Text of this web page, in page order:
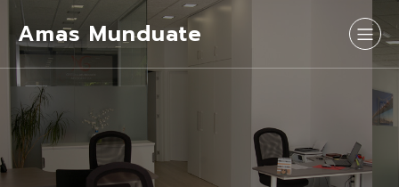
Amas Munduate